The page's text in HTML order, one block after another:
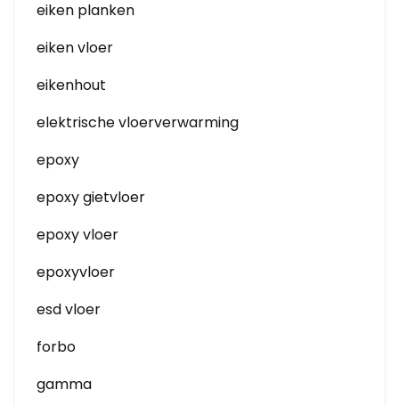
eiken planken
eiken vloer
eikenhout
elektrische vloerverwarming
epoxy
epoxy gietvloer
epoxy vloer
epoxyvloer
esd vloer
forbo
gamma